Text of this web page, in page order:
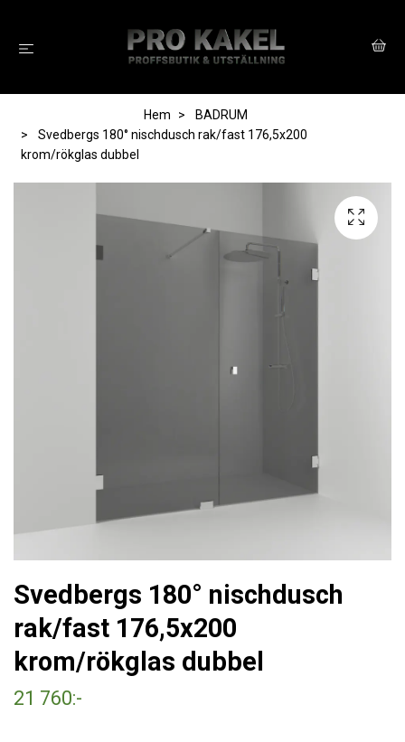
Hem
BADRUM
Svedbergs 180° nischdusch rak/fast 176,5x200
krom/rökglas dubbel
Svedbergs 180° nischdusch
rak/fast 176,5x200
krom/rökglas dubbel
21 760:-